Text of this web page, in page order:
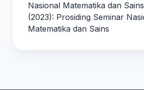
Nasional Matematika dan
(2023): Prosiding Seminar
Matematika dan Sains